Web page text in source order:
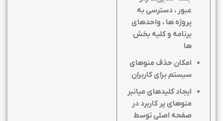
عبور ، دسترسی به
پروژه ها ، واحدهای
برنامه و کلیه بخش
ها
امکان حذف منوهای
سیستم برای کاربران
ایجاد کلیدهای میانبر
منوهای پر کاربرد در
صفحه اصلی توسط